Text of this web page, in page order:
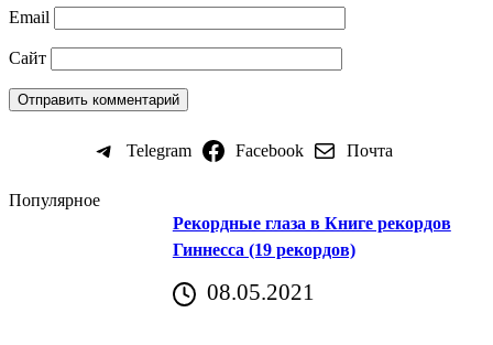
Email
Сайт
Telegram Facebook Почта
Популярное
Рекордные глаза в Книге рекордов
Гиннесса (19 рекордов)
08.05.2021